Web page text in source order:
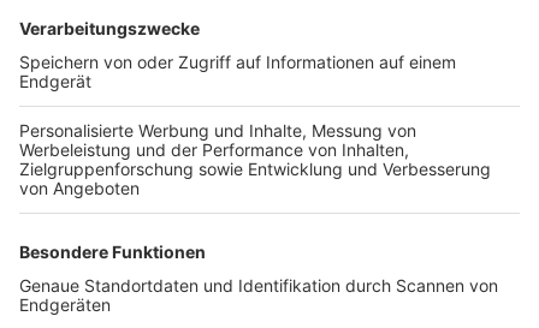
TOP-VEREINE
TOP-PARTNER